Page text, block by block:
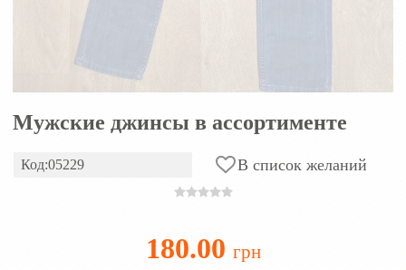
Мужские джинсы в ассортименте
Код:05229 В список желаний
180.00 грн